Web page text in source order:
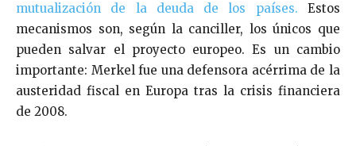
mutualización de la deuda de los países. Estos
mecanismos son, según la canciller, los únicos que
pueden salvar el proyecto europeo. Es un cambio
importante: Merkel fue una defensora acérrima de la
austeridad fiscal en Europa tras la crisis financiera
de 2008.